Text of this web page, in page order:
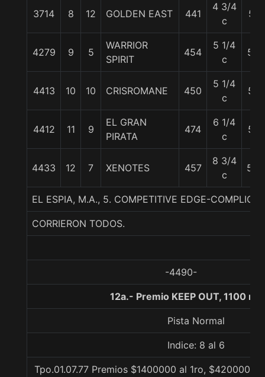
3714 8 12 GOLDEN EAST 441
4 3/4
c
57
4279 9 5
WARRIOR
SPIRIT
454
5 1/4
c
54.
4413 10 10 CRISROMANE 450
5 1/4
c
54
4412 11 9
EL GRAN
PIRATA
474
6 1/4
c
56
4433 12 7 XENOTES 457
8 3/4
c
50.
EL ESPIA, M.A., 5. COMPETITIVE EDGE-
CORRIERON TODOS.
-4490-
12a.- Premio KEEP OUT, 1100
Pista Normal
Indice: 8 al 6
Tpo.01.07.77 Premios $1400000 al 1ro, $420000